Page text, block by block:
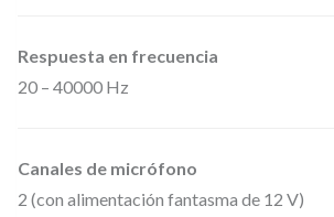
2
n
a
Respuesta en frecuencia
20 – 40000 Hz
Canales de micrófono
2 (con alimentación fantasma de 12 V)